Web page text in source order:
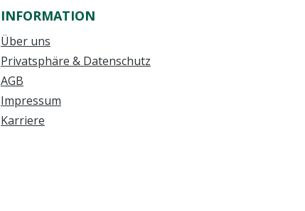
INFORMATION
Über uns
Privatsphäre & Datenschutz
AGB
Impressum
Karriere